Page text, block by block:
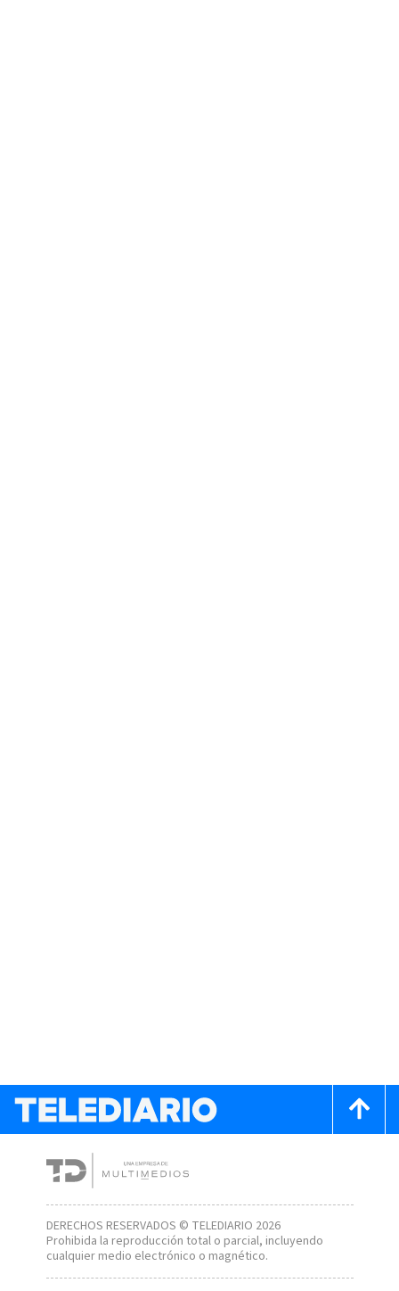
DERECHOS RESERVADOS © TELEDIARIO 2026
Prohibida la reproducción total o parcial, incluyendo
cualquier medio electrónico o magnético.